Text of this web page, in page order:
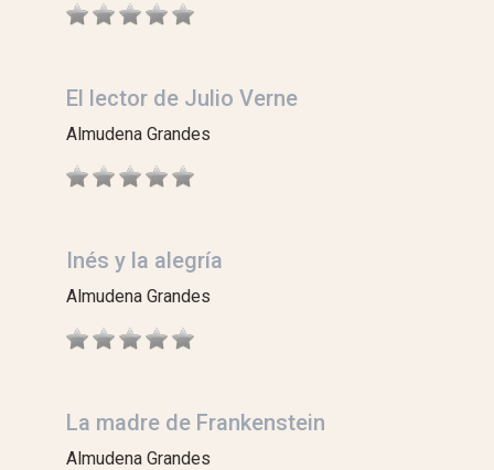
El lector de Julio Verne
Almudena Grandes
Inés y la alegría
Almudena Grandes
La madre de Frankenstein
Almudena Grandes